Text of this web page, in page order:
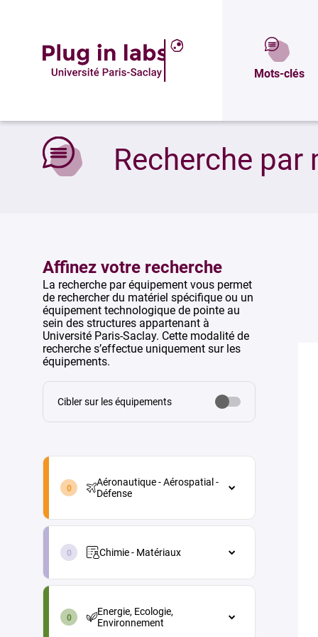
Mots-clés
Recherche par
Affinez votre recherche
La recherche par équipement vous permet
de rechercher du matériel spécifique ou un
équipement technologique de pointe au
sein des structures appartenant à
Université Paris-Saclay. Cette modalité de
recherche s’effectue uniquement sur les
équipements.
Cibler sur les équipements
aeronautique-
defense-
Aéronautique - Aérospatial -
Défense
équipements
Matériaux et procédés
chimie-
materiaux-
Chimie - Matériaux
Chimie physique (électrochimie,
thermochimie...)
energie-
environnement-Energie, Ecologie,
Environnement